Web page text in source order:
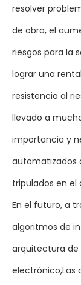
resolver
de obra, el
riesgos para la
lograr una
resistencia al
llevado a
importancia y
automatizados
tripulados en el
En el futuro, a
algoritmos de
arquitectura de
electrónico,Las